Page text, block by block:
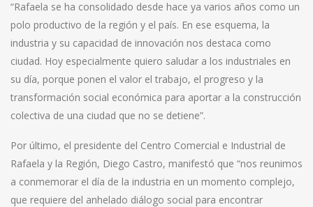
“Rafaela se ha consolidado desde hace ya varios años como un
polo productivo de la región y el país. En ese esquema, la
industria y su capacidad de innovación nos destaca como
ciudad. Hoy especialmente quiero saludar a los industriales en
su día, porque ponen el valor el trabajo, el progreso y la
transformación social económica para aportar a la construcción
colectiva de una ciudad que no se detiene”.
Por último, el presidente del Centro Comercial e Industrial de
Rafaela y la Región, Diego Castro, manifestó que “nos reunimos
a conmemorar el día de la industria en un momento complejo,
que requiere del anhelado diálogo social para encontrar